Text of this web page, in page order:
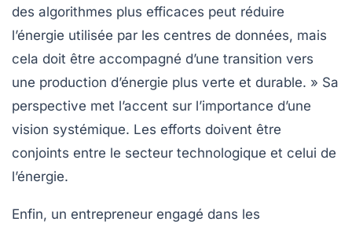
des algorithmes plus efficaces peut réduire
l’énergie utilisée par les centres de données, mais
cela doit être accompagné d’une transition vers
une production d’énergie plus verte et durable. » Sa
perspective met l’accent sur l’importance d’une
vision systémique. Les efforts doivent être
conjoints entre le secteur technologique et celui de
l’énergie.
Enfin, un entrepreneur engagé dans les